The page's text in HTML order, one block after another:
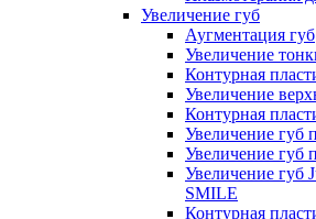
Увеличение губ
Аугментация губ
Увеличение
Контурная
Увеличение
Контурная
Увеличение губ
Увеличение губ
Увеличение губ
SMILE
Контурная